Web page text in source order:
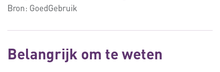
Bron: GoedGebruik
Belangrijk om te weten